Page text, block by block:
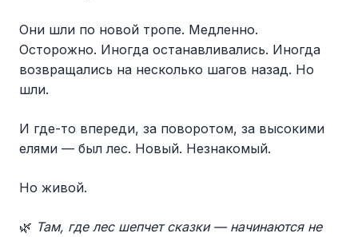
Они шли по новой тропе. Медленно.
Осторожно. Иногда останавливались. Иногда
возвращались на несколько шагов назад. Но
шли.
И где-то впереди, за поворотом, за высокими
елями — был лес. Новый. Незнакомый.
Но живой.
🌿 Там, где лес шепчет сказки — начинаются не